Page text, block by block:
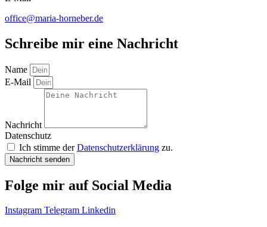
office@maria-horneber.de
Schreibe mir eine Nachricht
Name
E-Mail
Nachricht
Datenschutz
Ich stimme derDatenschutzerklärung zu.
Nachricht senden
Folge mir auf Social Media
Instagram Telegram Linkedin